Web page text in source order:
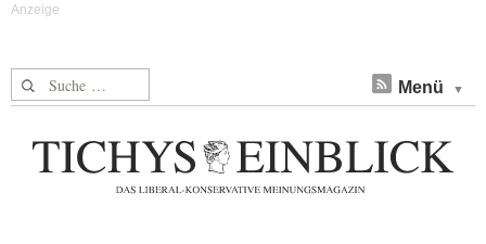
Suche nach: Menü